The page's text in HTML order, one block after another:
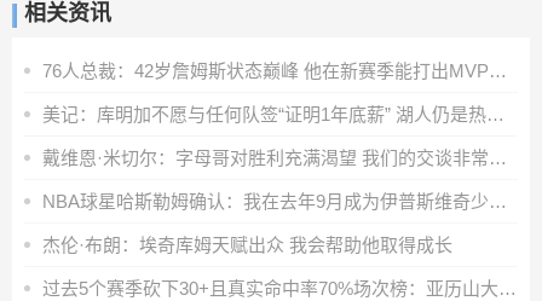
相关资讯
76人总裁：42岁詹姆斯状态巅峰 他在新赛季能打出MVP级别的表现
美记：库明加不愿与任何队签“证明1年底薪” 湖人仍是热门下家
戴维恩·米切尔：字母哥对胜利充满渴望 我们的交谈非常融洽
NBA球星哈斯勒姆确认：我在去年9月成为伊普斯维奇少数股东
杰伦·布朗：埃奇库姆天赋出众 我会帮助他取得成长
过去5个赛季砍下30+且真实命中率70%场次榜：亚历山大第一